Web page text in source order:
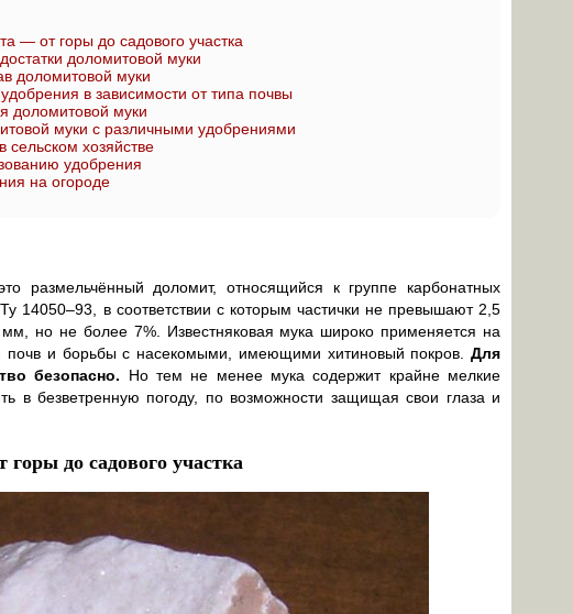
— от горы до садового участка
доломитовой муки
доломитовой муки
в зависимости от типа почвы
доломитовой муки
муки с различными удобрениями
хозяйстве
удобрения
на огороде
размельчённый доломит, относящийся к группе карбонатных
14050–93, в соответствии с которым частички не превышают 2,5
но не более 7%. Известняковая мука широко применяется на
почв и борьбы с насекомыми, имеющими хитиновый покров. Для
безопасно. Но тем не менее мука содержит крайне мелкие
в безветренную погоду, по возможности защищая свои глаза и
до садового участка